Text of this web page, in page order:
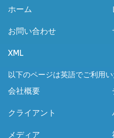
ホーム
お問い合わせ
XML
以下のページは英語でご利用
会社概要
クライアント
メディア